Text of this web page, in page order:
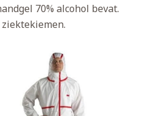
70% alcohol bevat.